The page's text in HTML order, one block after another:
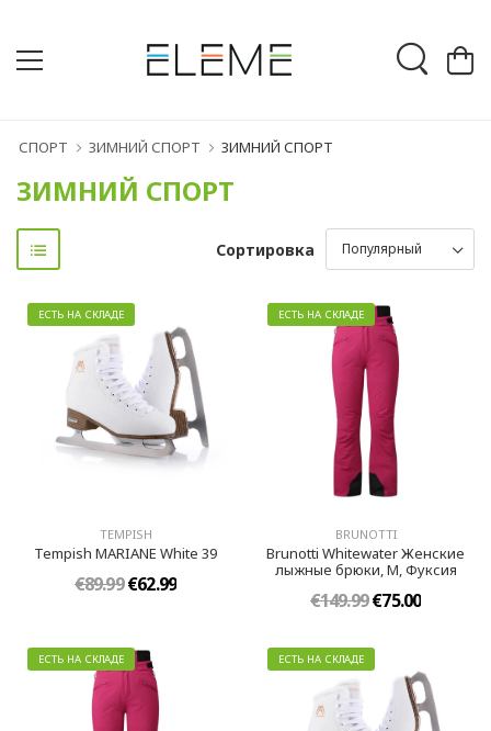
СПОРТ ЗИМНИЙ СПОРТ ЗИМНИЙ СПОРТ
ЗИМНИЙ СПОРТ
Сортировка
ЕСТЬ НА СКЛАДЕ
TEMPISH
Tempish MARIANE White 39
€89.99€62.99
ЕСТЬ НА СКЛАДЕ
BRUNOTTI
Brunotti Whitewater Женские
лыжные брюки, M, Фуксия
€149.99€75.00
ЕСТЬ НА СКЛАДЕ ЕСТЬ НА СКЛАДЕ